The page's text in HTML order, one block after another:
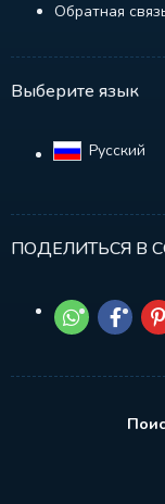
Обратная
Выберите язык
Русский‎
ПОДЕЛИТЬСЯ В